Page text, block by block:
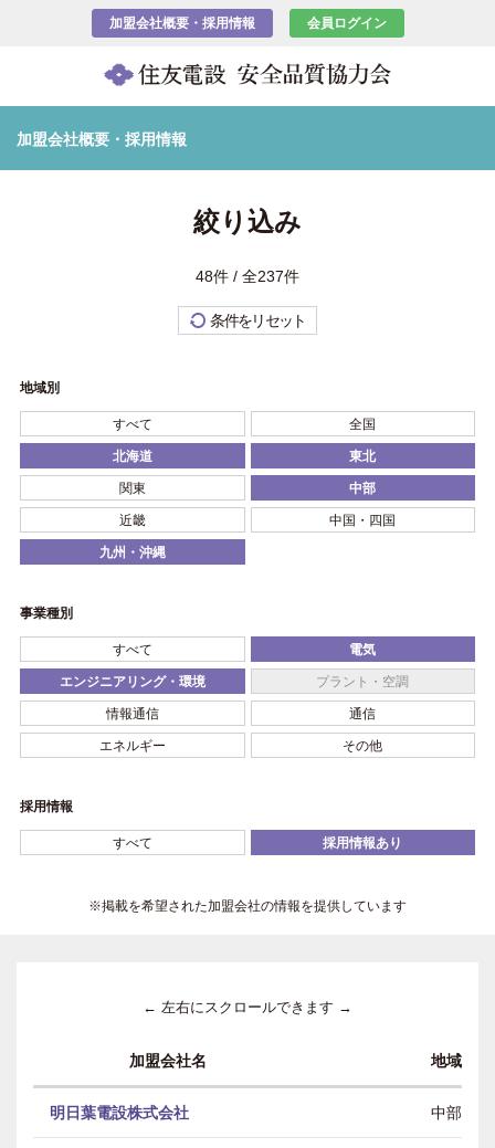
加盟会社概要・採用情報 会員ログイン
加盟会社概要・採用情報
絞り込み
48件 / 全237件
条件をリセット
地域別
すべて 全国
北海道 東北
関東 中部
近畿 中国・四国
九州・沖縄
事業種別
すべて 電気
エンジニアリング・環境 プラント・空調
情報通信 通信
エネルギー その他
採用情報
すべて 採用情報あり
※掲載を希望された加盟会社の情報を提供しています
← 左右にスクロールできます →
加盟会社名 地域
明日葉電設株式会社 中部